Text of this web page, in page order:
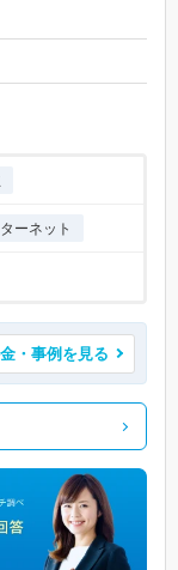
ーネット
・事例を見る